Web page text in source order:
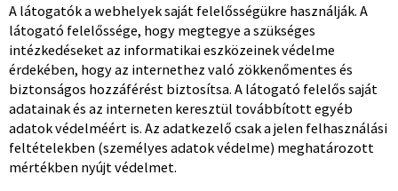
A látogatók a webhelyek saját felelősségükre használják. A
látogató felelőssége, hogy megtegye a szükséges
intézkedéseket az informatikai eszközeinek védelme
érdekében, hogy az internethez való zökkenőmentes és
biztonságos hozzáférést biztosítsa. A látogató felelős saját
adatainak és az interneten keresztül továbbított egyéb
adatok védelméért is. Az adatkezelő csak a jelen felhasználási
feltételekben (személyes adatok védelme) meghatározott
mértékben nyújt védelmet.